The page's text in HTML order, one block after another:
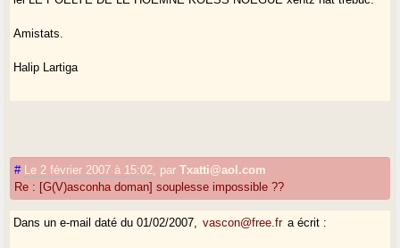
Amistats.
Halip Lartiga
# Le 2 février 2007 à 15:02 parTxatti@aol.com
Re : [G(V)asconha doman] souplesse impossible ??
Dans un e-mail daté du 01/02/2007, vascon@free.fr a écrit :